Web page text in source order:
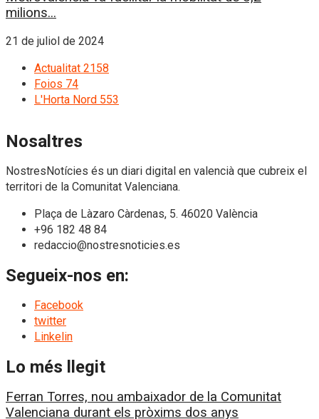
milions...
21 de juliol de 2024
Actualitat 2158
Foios 74
L'Horta Nord 553
Nosaltres
NostresNotícies és un diari digital en valencià que cubreix el
territori de la Comunitat Valenciana.
Plaça de Làzaro Càrdenas, 5. 46020 València
+96 182 48 84
redaccio@nostresnoticies.es
Segueix-nos en:
Facebook
twitter
Linkelin
Lo més llegit
Ferran Torres, nou ambaixador de la Comunitat
Valenciana durant els pròxims dos anys